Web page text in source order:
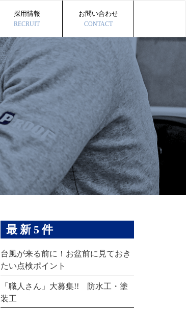
採用情報
RECRUIT
お問い合わせ
CONTACT
最新5件
台風が来る前に！お盆前に見ておき
たい点検ポイント
「職人さん」大募集!! 防水工・塗
装工